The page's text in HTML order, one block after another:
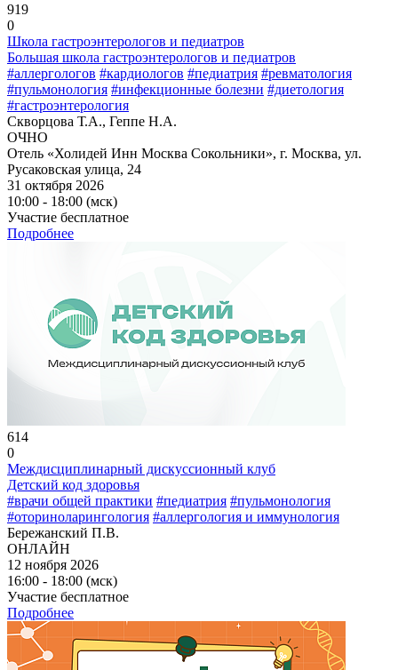
919
0
Школа гастроэнтерологов и педиатров
Большая школа гастроэнтерологов и педиатров
#аллергологов #кардиологов #педиатрия #ревматология
#пульмонология #инфекционные болезни #диетология
#гастроэнтерология
Скворцова Т.А., Геппе Н.А.
ОЧНО
Отель «Холидей Инн Москва Сокольники», г. Москва, ул.
Русаковская улица, 24
31 октября 2026
10:00 - 18:00 (мск)
Участие бесплатное
Подробнее
614
0
Междисциплинарный дискуссионный клуб
Детский код здоровья
#врачи общей практики #педиатрия #пульмонология
#оториноларингология #аллергология и иммунология
Бережанский П.В.
ОНЛАЙН
12 ноября 2026
16:00 - 18:00 (мск)
Участие бесплатное
Подробнее